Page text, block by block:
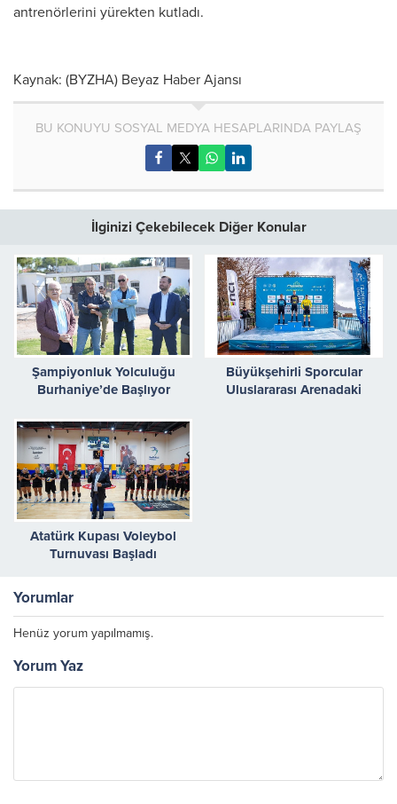
antrenörlerini yürekten kutladı.
Kaynak: (BYZHA) Beyaz Haber Ajansı
BU KONUYU SOSYAL MEDYA HESAPLARINDA PAYLAŞ
İlginizi Çekebilecek Diğer Konular
Şampiyonluk Yolculuğu
Burhaniye’de Başlıyor
Büyükşehirli Sporcular
Uluslararası Arenadaki
Atatürk Kupası Voleybol
Turnuvası Başladı
Yorumlar
Henüz yorum yapılmamış.
Yorum Yaz